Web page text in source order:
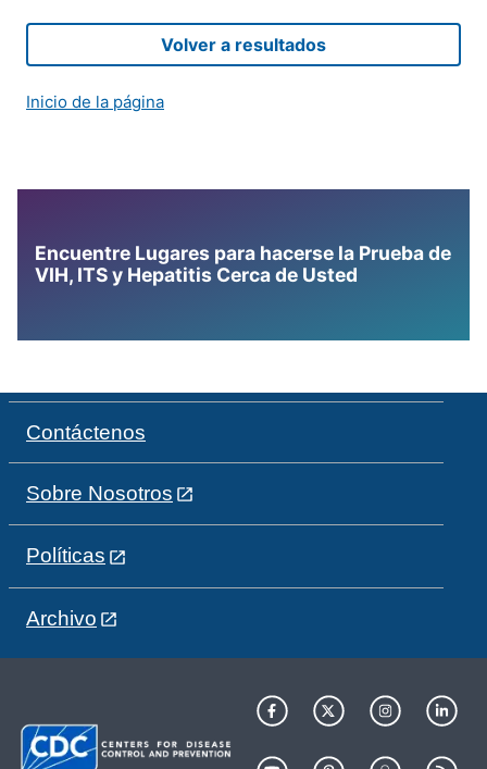
Volver a resultados
Inicio de la página
Encuentre Lugares para hacerse la Prueba de
VIH, ITS y Hepatitis Cerca de Usted
Contáctenos
Sobre Nosotros
Políticas
Archivo